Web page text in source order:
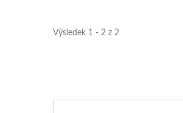
Výsledek 1 - 2 z 2